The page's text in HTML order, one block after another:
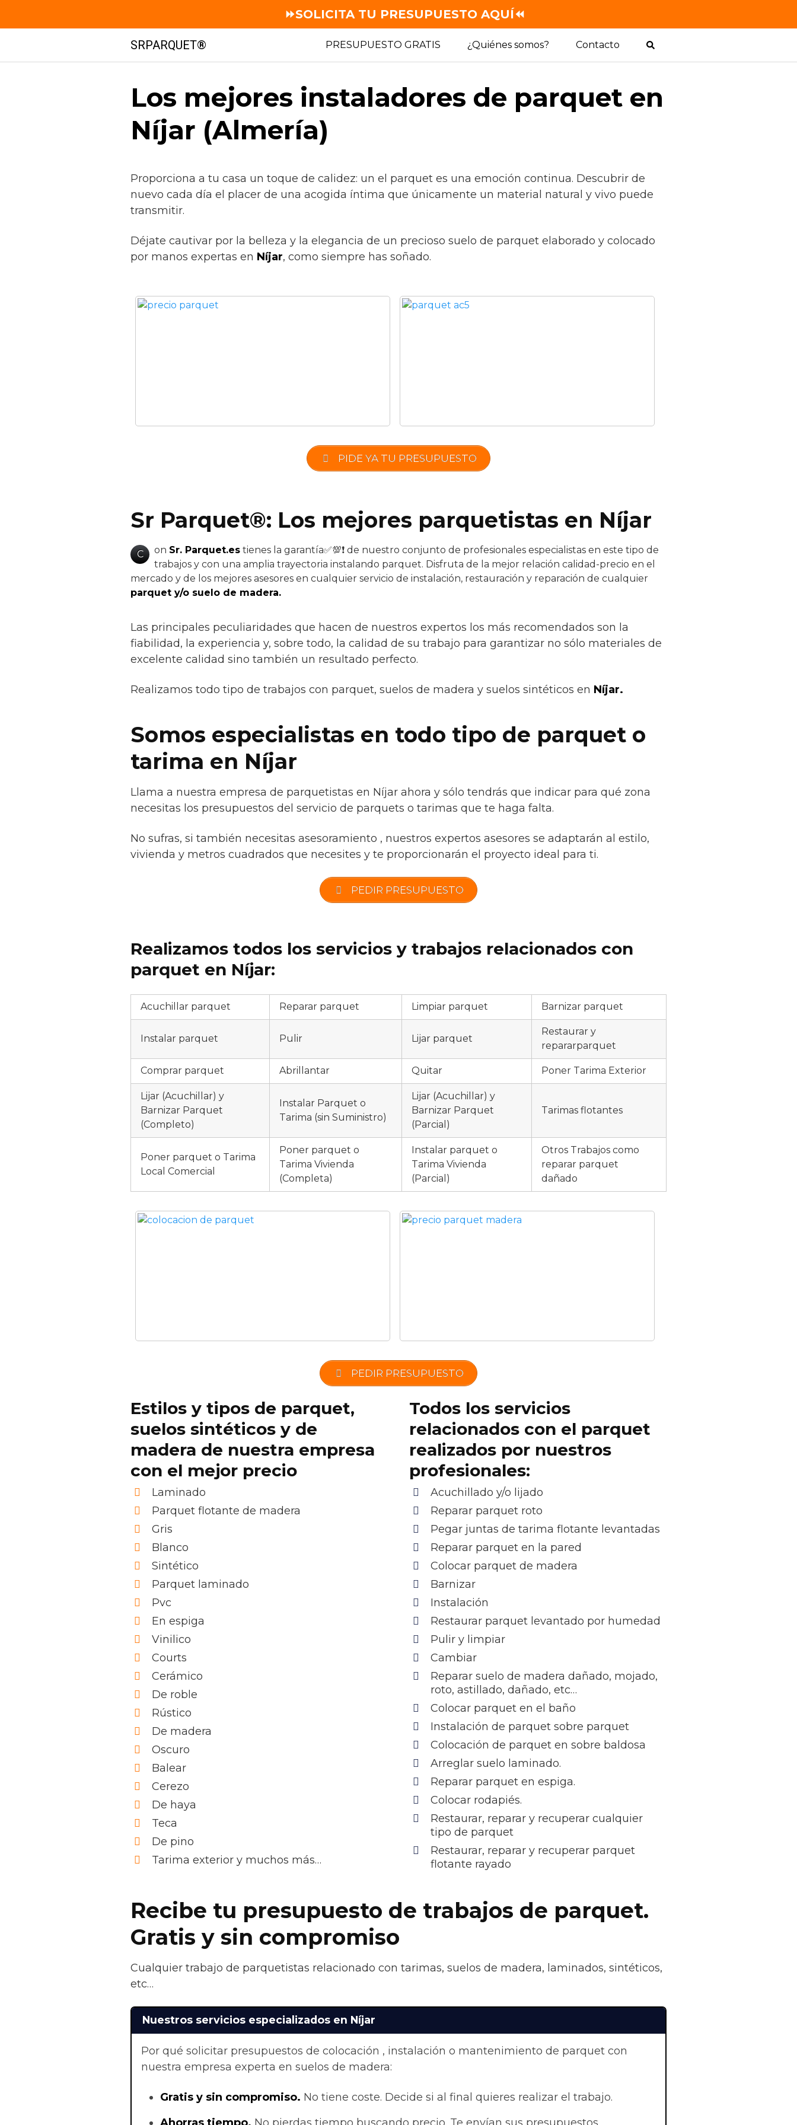
contenido
SRPARQUET® PRESUPUESTO GRATIS ¿Quiénes somos? Contacto
Los mejores instaladores de parquet en
Níjar (Almería)
Proporciona a tu casa un toque de calidez: un el parquet es una emoción continua. Descubrir de
nuevo cada día el placer de una acogida íntima que únicamente un material natural y vivo puede
transmitir.
Déjate cautivar por la belleza y la elegancia de un precioso suelo de parquet elaborado y colocado
por manos expertas en Níjar, como siempre has soñado.
PIDE YA TU PRESUPUESTO
Sr Parquet®: Los mejores parquetistas en Níjar
C on Sr. Parquet.es tienes la garantía✅💯❗ de nuestro conjunto de profesionales especialistas en este tipo de
trabajos y con una amplia trayectoria instalando parquet. Disfruta de la mejor relación calidad-precio en el
mercado y de los mejores asesores en cualquier servicio de instalación, restauración y reparación de cualquier
parquet y/o suelo de madera.
Las principales peculiaridades que hacen de nuestros expertos los más recomendados son la
fiabilidad, la experiencia y, sobre todo, la calidad de su trabajo para garantizar no sólo materiales de
excelente calidad sino también un resultado perfecto.
Realizamos todo tipo de trabajos con parquet, suelos de madera y suelos sintéticos en Níjar.
Somos especialistas en todo tipo de parquet o
tarima en Níjar
Llama a nuestra empresa de parquetistas en Níjar ahora y sólo tendrás que indicar para qué zona
necesitas los presupuestos del servicio de parquets o tarimas que te haga falta.
No sufras, si también necesitas asesoramiento , nuestros expertos asesores se adaptarán al estilo,
vivienda y metros cuadrados que necesites y te proporcionarán el proyecto ideal para ti.
PEDIR PRESUPUESTO
Realizamos todos los servicios y trabajos relacionados con
parquet en Níjar:
Acuchillar parquet Reparar parquet Limpiar parquet Barnizar parquet
Instalar parquet Pulir Lijar parquet
Restaurar y
repararparquet
Comprar parquet Abrillantar Quitar Poner Tarima Exterior
Lijar (Acuchillar) y
Barnizar Parquet
(Completo)
Instalar Parquet o
Tarima (sin Suministro)
Lijar (Acuchillar) y
Barnizar Parquet
(Parcial)
Tarimas flotantes
Poner parquet o Tarima
Local Comercial
Poner parquet o
Tarima Vivienda
(Completa)
Instalar parquet o
Tarima Vivienda
(Parcial)
Otros Trabajos como
reparar parquet
dañado
PEDIR PRESUPUESTO
Estilos y tipos de parquet,
suelos sintéticos y de
madera de nuestra empresa
con el mejor precio
Laminado
Parquet flotante de madera
Gris
Blanco
Sintético
Parquet laminado
Pvc
En espiga
Vinilico
Courts
Cerámico
De roble
Rústico
De madera
Oscuro
Balear
Cerezo
De haya
Teca
De pino
Tarima exterior y muchos más…
Todos los servicios
relacionados con el parquet
realizados por nuestros
profesionales:
Acuchillado y/o lijado
Reparar parquet roto
Pegar juntas de tarima flotante levantadas
Reparar parquet en la pared
Colocar parquet de madera
Barnizar
Instalación
Restaurar parquet levantado por humedad
Pulir y limpiar
Cambiar
Reparar suelo de madera dañado, mojado,
roto, astillado, dañado, etc…
Colocar parquet en el baño
Instalación de parquet sobre parquet
Colocación de parquet en sobre baldosa
Arreglar suelo laminado.
Reparar parquet en espiga.
Colocar rodapiés.
Restaurar, reparar y recuperar cualquier
tipo de parquet
Restaurar, reparar y recuperar parquet
flotante rayado
Recibe tu presupuesto de trabajos de parquet.
Gratis y sin compromiso
Cualquier trabajo de parquetistas relacionado con tarimas, suelos de madera, laminados, sintéticos,
etc…
Nuestros servicios especializados en Níjar
Por qué solicitar presupuestos de colocación , instalación o mantenimiento de parquet con
nuestra empresa experta en suelos de madera:
Gratis y sin compromiso. No tiene coste. Decide si al final quieres realizar el trabajo.
Ahorras tiempo. No pierdas tiempo buscando precio. Te envían sus presupuestos.
⏩SOLICITA TU PRESUPUESTO AQUÍ⏪